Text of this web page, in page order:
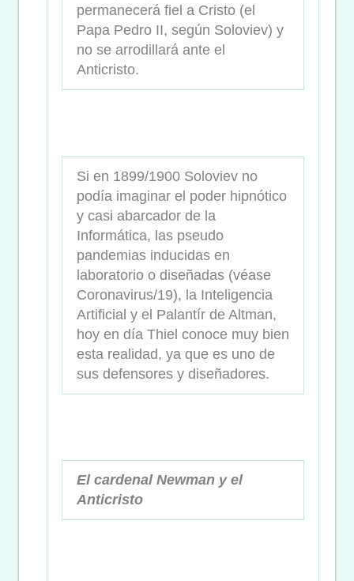
permanecerá fiel a Cristo (el
Papa Pedro II, según Soloviev) y
no se arrodillará ante el
Anticristo.
Si en 1899/1900 Soloviev no
podía imaginar el poder hipnótico
y casi abarcador de la
Informática, las pseudo
pandemias inducidas en
laboratorio o diseñadas (véase
Coronavirus/19), la Inteligencia
Artificial y el Palantír de Altman,
hoy en día Thiel conoce muy bien
esta realidad, ya que es uno de
sus defensores y diseñadores.
El cardenal Newman y el
Anticristo